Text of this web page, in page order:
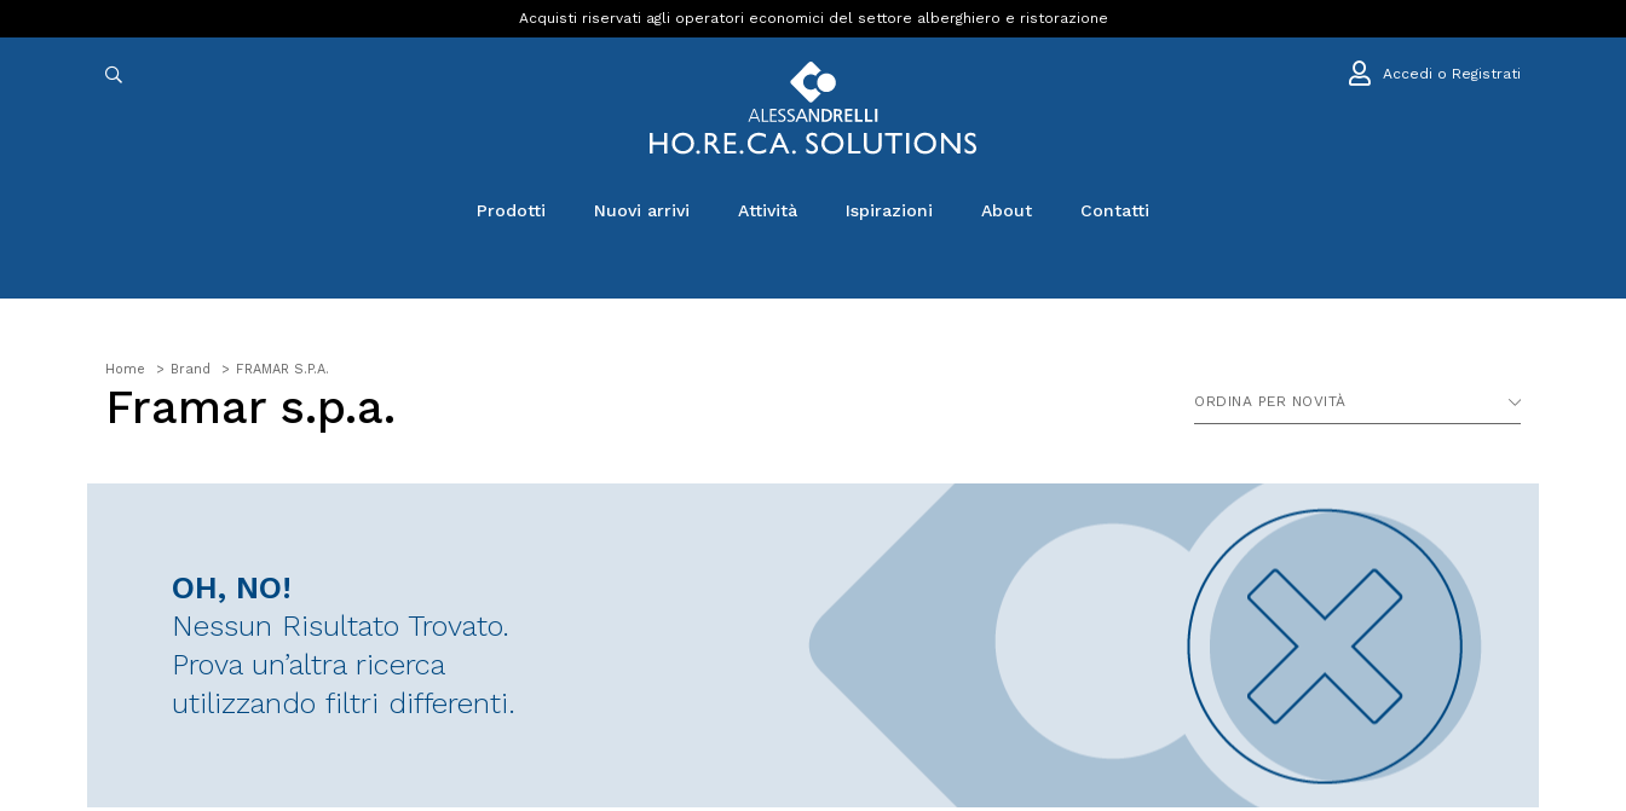
Acquisti riservati agli operatori economici del settore alberghiero e ristorazione
Accedi o Registrati
Prodotti Nuovi arrivi Attività Ispirazioni About Contatti
Home Brand FRAMAR S.P.A.
Framar s.p.a. ORDINA PER NOVITÀ
OH, NO!
Nessun Risultato Trovato.
Prova un’altra ricerca
utilizzando filtri differenti.